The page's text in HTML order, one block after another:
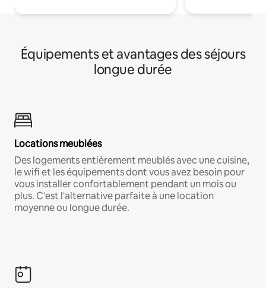
Équipements et avantages des séjours
longue durée
Locations meublées
Des logements entièrement meublés avec une cuisine,
le wifi et les équipements dont vous avez besoin pour
vous installer confortablement pendant un mois ou
plus. C'est l'alternative parfaite à une location
moyenne ou longue durée.